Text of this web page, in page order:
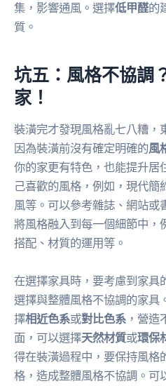
集，影響通風。選擇低甲醛的
質。
坑五：風格不協調
家！
裝潢完才發現風格亂七八糟，
因為裝潢前沒有確定明確的風
你的家更有特色，也能提升居
己喜歡的風格，例如，現代簡
風等。可以參考雜誌、網站或
將風格融入到每一個細節中，
搭配、材質的運用等。
在選擇家具時，要考慮到家具
選擇與整體風格不協調的家具
擇相近色系或對比色系 ，營造
面，可以選擇天然材質或環保
得在裝潢過程中，要保持風格
格，造成整體風格不協調。可